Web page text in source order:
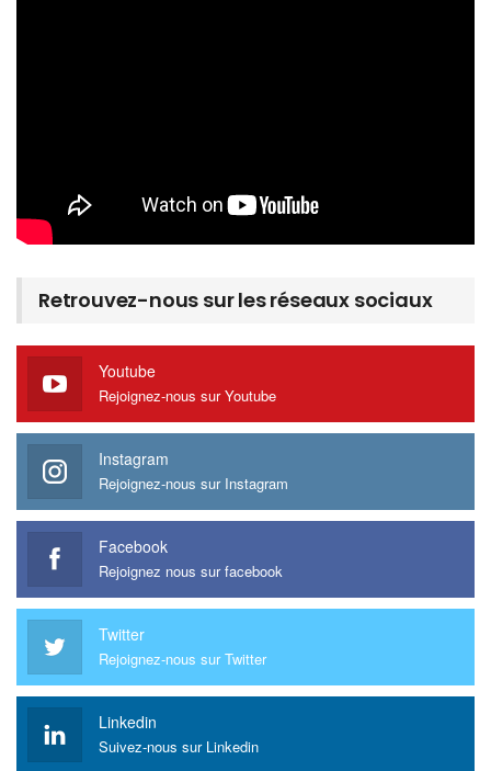
Retrouvez-nous sur les réseaux sociaux
Youtube
Rejoignez-nous sur Youtube
Instagram
Rejoignez-nous sur Instagram
Facebook
Rejoignez nous sur facebook
Twitter
Rejoignez-nous sur Twitter
Linkedin
Suivez-nous sur Linkedin